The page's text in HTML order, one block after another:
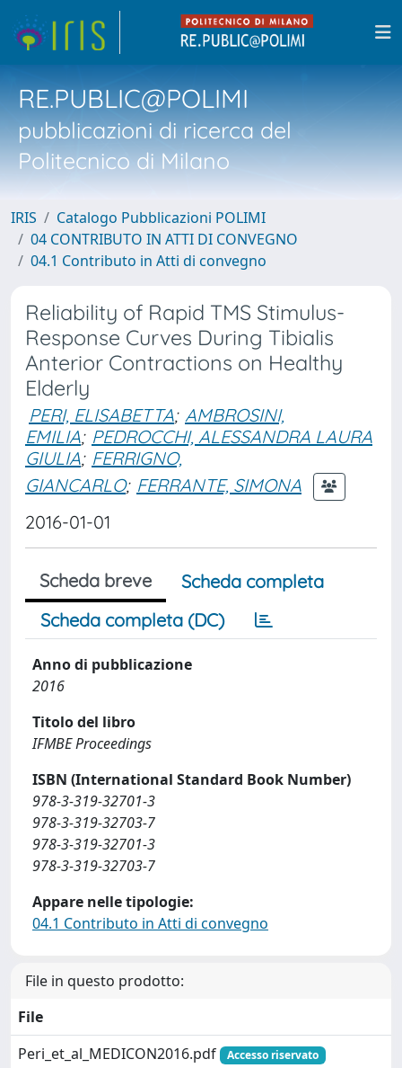
RE.PUBLIC@POLIMI
pubblicazioni di ricerca del
Politecnico di Milano
IRIS
Catalogo Pubblicazioni POLIMI
04 CONTRIBUTO IN ATTI DI CONVEGNO
04.1 Contributo in Atti di convegno
Reliability of Rapid TMS Stimulus-
Response Curves During Tibialis
Anterior Contractions on Healthy
Elderly
PERI, ELISABETTA; AMBROSINI,
EMILIA; PEDROCCHI, ALESSANDRA LAURA
GIULIA; FERRIGNO,
GIANCARLO; FERRANTE, SIMONA
2016-01-01
Scheda breve
Scheda completa
Scheda completa (DC)
Anno di pubblicazione
2016
Titolo del libro
IFMBE Proceedings
ISBN (International Standard Book Number)
978-3-319-32701-3
978-3-319-32703-7
978-3-319-32701-3
978-3-319-32703-7
Appare nelle tipologie:
04.1 Contributo in Atti di convegno
File in questo prodotto:
File
Peri_et_al_MEDICON2016.pdf
Accesso riservato